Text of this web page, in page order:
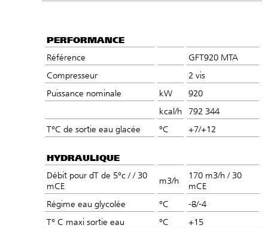
PERFORMANCE
Référence
GFT920 MTA
Compresseur
2 vis
Puissance nominale
kW
920
kcal/h 792 344
T°C de sortie eau glacée
°C +7/+12
HYDRAULIQUE
Débit pour dT de 5°c / / 30
mCE
m3/h
170 m3/h / 30
mCE
Régime eau glycolée
°C
-8/-4
T° C maxi sortie eau
°C
+15